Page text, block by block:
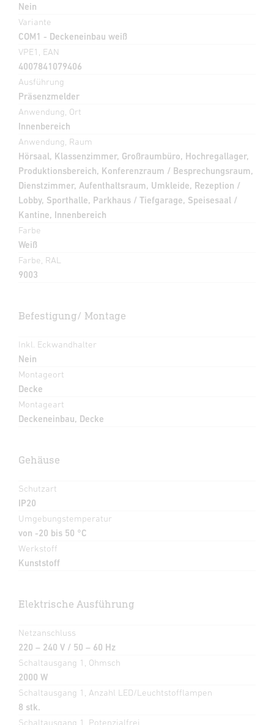
Nein
Variante
COM1 - Deckeneinbau weiß
VPE1, EAN
4007841079406
Ausführung
Präsenzmelder
Anwendung, Ort
Innenbereich
Anwendung, Raum
Hörsaal, Klassenzimmer, Großraumbüro, Hochregallager,
Produktionsbereich, Konferenzraum / Besprechungsraum,
Dienstzimmer, Aufenthaltsraum, Umkleide, Rezeption /
Lobby, Sporthalle, Parkhaus / Tiefgarage, Speisesaal /
Kantine, Innenbereich
Farbe
Weiß
Farbe, RAL
9003
Befestigung/ Montage
Inkl. Eckwandhalter
Nein
Montageort
Decke
Montageart
Deckeneinbau, Decke
Gehäuse
Schutzart
IP20
Umgebungstemperatur
von -20 bis 50 °C
Werkstoff
Kunststoff
Elektrische Ausführung
Netzanschluss
220 – 240 V / 50 – 60 Hz
Schaltausgang 1, Ohmsch
2000 W
Schaltausgang 1, Anzahl LED/Leuchtstofflampen
8 stk.
Schaltausgang 1, Potenzialfrei